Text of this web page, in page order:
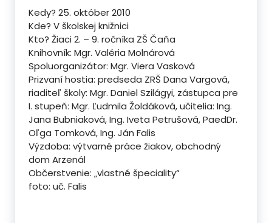
Kedy? 25. október 2010
Kde? V školskej knižnici
Kto? Žiaci 2. – 9. ročníka ZŠ Čaňa
Knihovník: Mgr. Valéria Molnárová
Spoluorganizátor: Mgr. Viera Vasková
Prizvaní hostia: predseda ZRŠ Dana Vargová,
riaditeľ školy: Mgr. Daniel Szilágyi, zástupca pre
I. stupeň: Mgr. Ľudmila Žoldáková, učitelia: Ing.
Jana Bubniaková, Ing. Iveta Petrušová, PaedDr.
Oľga Tomková, Ing. Ján Falis
Výzdoba: výtvarné práce žiakov, obchodný
dom Arzenál
Občerstvenie: „vlastné špeciality“
foto: uč. Falis